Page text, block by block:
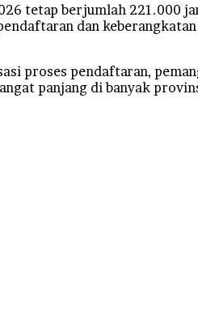
tetap berjumlah 221.000
dan
proses pendaftaran,
panjang di banyak